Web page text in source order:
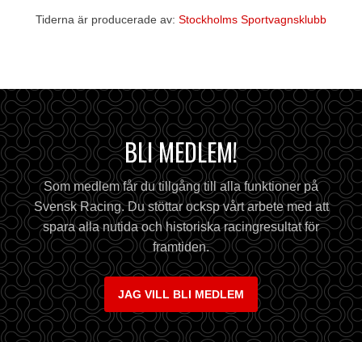
Tiderna är producerade av: Stockholms Sportvagnsklubb
BLI MEDLEM!
Som medlem får du tillgång till alla funktioner på
Svensk Racing. Du stöttar ocksp vårt arbete med att
spara alla nutida och historiska racingresultat för
framtiden.
JAG VILL BLI MEDLEM